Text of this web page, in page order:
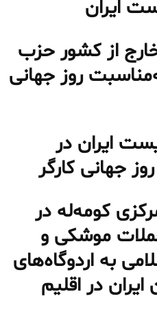
ایران
از کشور حزب
روز جهانی
ایران در
جهانی کارگر
کومه‌له در
موشکی و
به اردوگاه‌های
در اقلیم